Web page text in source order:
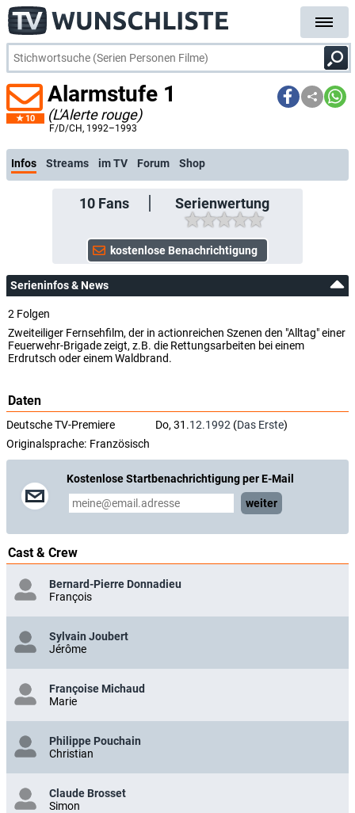
10
Alarmstufe 1
(L'Alerte rouge)
F/D/CH, 1992–1993
Infos Streams im TV Forum Shop
10Fans Serienwertung
Serieninfos & News
2 Folgen
Zweiteiliger Fernsehfilm, der in actionreichen Szenen den "Alltag" einer
Feuerwehr-Brigade zeigt, z.B. die Rettungsarbeiten bei einem
Erdrutsch oder einem Waldbrand.
Daten
Deutsche TV-Premiere Do, 31.12.1992 (Das Erste)
Originalsprache: Französisch
Kostenlose Startbenachrichtigung per E-Mail
weiter
Cast & Crew
Bernard-Pierre Donnadieu
François
Sylvain Joubert
Jérôme
Françoise Michaud
Marie
Philippe Pouchain
Christian
Claude Brosset
Simon